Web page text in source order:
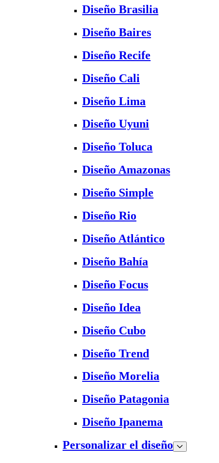
Diseño Brasilia
Diseño Baires
Diseño Recife
Diseño Cali
Diseño Lima
Diseño Uyuni
Diseño Toluca
Diseño Amazonas
Diseño Simple
Diseño Rio
Diseño Atlántico
Diseño Bahía
Diseño Focus
Diseño Idea
Diseño Cubo
Diseño Trend
Diseño Morelia
Diseño Patagonia
Diseño Ipanema
Personalizar el diseño